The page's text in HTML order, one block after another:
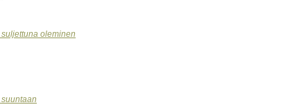
suljettuna oleminen
suuntaan